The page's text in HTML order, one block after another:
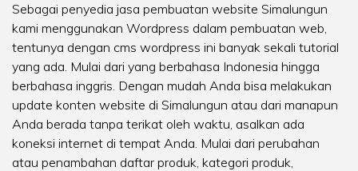
Sebagai penyedia jasa pembuatan website Simalungun
kami menggunakan Wordpress dalam pembuatan web,
tentunya dengan cms wordpress ini banyak sekali tutorial
yang ada. Mulai dari yang berbahasa Indonesia hingga
berbahasa inggris. Dengan mudah Anda bisa melakukan
update konten website di Simalungun atau dari manapun
Anda berada tanpa terikat oleh waktu, asalkan ada
koneksi internet di tempat Anda. Mulai dari perubahan
atau penambahan daftar produk, kategori produk,